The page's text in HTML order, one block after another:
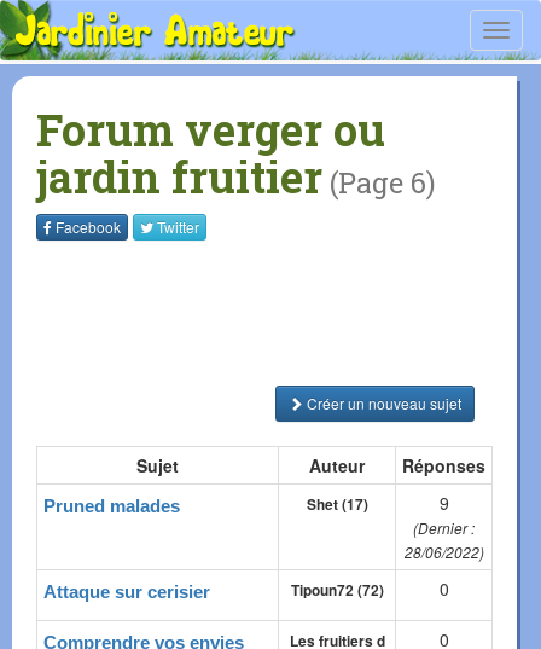
Forum verger ou
jardin fruitier (Page 6)
Facebook Twitter
Créer un nouveau sujet
Sujet Auteur Réponses
Pruned malades Shet (17) 9
(Dernier :
28/06/2022)
Attaque sur cerisier Tipoun72 (72) 0
Comprendre vos envies
Les fruitiers d
0